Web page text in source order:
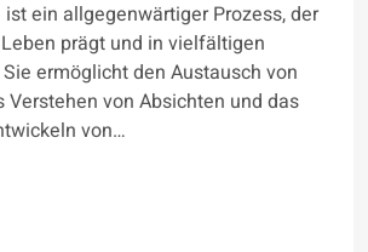
ein allgegenwärtiger Prozess, der
prägt und in vielfältigen
ermöglicht den Austausch von
Verstehen von Absichten und das
von…